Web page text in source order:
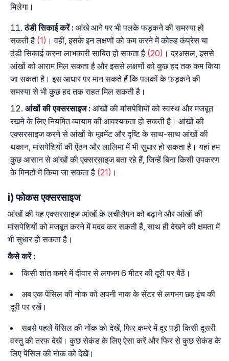
मिलेगा।
ठंडी सिकाई करें: आंखे आने पर भी पलके फड़कने की समस्या हो
सकती है (1) । वहीं, इसके इन लक्षणों को कम करने में कोल्ड कंप्रेस या
ठंडी सिकाई करना लाभकारी साबित हो सकता है (20) । दरअसल, इससे
आंखों को आराम मिल सकता है और इससे लक्षणों को कुछ हद तक कम किया
जा सकता है। इस आधार पर मान सकते हैं कि पलकों के फड़कने की
समस्या से भी कुछ हद तक राहत मिल सकती है।
आंखों की एक्सरसाइज: आंखों की मांसपेशियों को स्वस्थ और मजबूत
रखने के लिए नियमित व्यायाम की आवश्यकता हो सकती है। आंखों की
एक्सरसाइज करने से आंखों के मूवमेंट और दृष्टि के साथ-साथ आंखों की
थकान, मांसपेशियों की ऐंठन और लालिमा में भी सुधार हो सकता है। यहां हम
कुछ आसान से आंखों की एक्सरसाइज बता रहे हैं, जिन्हें बिना किसी उपकरण
के मिनटों में किया जा सकता है (21) ।
i) फोकस एक्सरसाइज
आंखों की यह एक्सरसाइज आंखों के लचीलेपन को बढ़ाने और आंखों की
मांसपेशियों को मजबूत करने में मदद कर सकती हैं, साथ ही देखने की क्षमता में
भी सुधार हो सकता है।
कैसे करें:
किसी शांत कमरे में दीवार से लगभग 6 मीटर की दूरी पर बैठें।
अब एक पेंसिल की नोक को अपनी नाक के सेंटर से लगभग छह इंच की
दूरी पर रखें।
सबसे पहले पेंसिल की नोंक को देखें, फिर कमरे में दूर पड़ी किसी दूसरी
वस्तु की तरफ देखें। कुछ सेकंड के लिए ऐसा करें और फिर से कुछ सेकंड के
लिए पेंसिल की नोक को देखें।